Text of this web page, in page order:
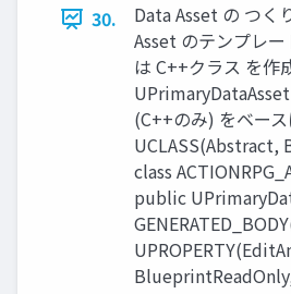
30.
Data Asset の つ
Asset のテンプレ
は C++クラス を作
(C++のみ) をベー
class
public